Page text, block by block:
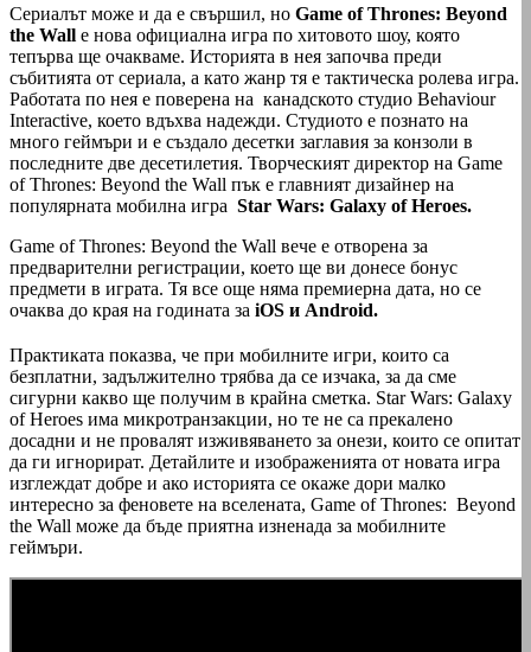
Сериалът може и да е свършил, но Game of Thrones: Beyond
the Wall е нова официална игра по хитовото шоу, която
тепърва ще очакваме. Историята в нея започва преди
събитията от сериала, а като жанр тя е тактическа ролева игра.
Работата по нея е поверена на канадското студио Behaviour
Interactive, което вдъхва надежди. Студиото е познато на
много геймъри и е създало десетки заглавия за конзоли в
последните две десетилетия. Творческият директор на Game
of Thrones: Beyond the Wall пък е главният дизайнер на
популярната мобилна игра Star Wars: Galaxy of Heroes.
Game of Thrones: Beyond the Wall вече е отворена за
предварителни регистрации, което ще ви донесе бонус
предмети в играта. Тя все още няма премиерна дата, но се
очаква до края на годината за iOS и Android.
Практиката показва, че при мобилните игри, които са
безплатни, задължително трябва да се изчака, за да сме
сигурни какво ще получим в крайна сметка. Star Wars: Galaxy
of Heroes има микротранзакции, но те не са прекалено
досадни и не провалят изживяването за онези, които се опитат
да ги игнорират. Детайлите и изображенията от новата игра
изглеждат добре и ако историята се окаже дори малко
интересно за феновете на вселената, Game of Thrones: Beyond
the Wall може да бъде приятна изненада за мобилните
геймъри.